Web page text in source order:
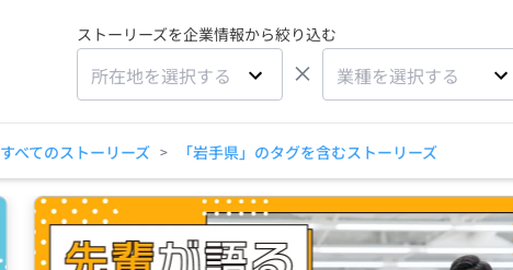
ストーリーズを企業情報から絞り込む
所在地を選択する × 業種を選択する
すべてのストーリーズ > 「岩手県」のタグを含むストーリーズ